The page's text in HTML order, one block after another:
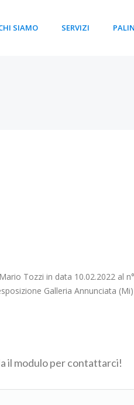
SIAMO SERVIZI
Tozzi in data 10.02.2022
Galleria Annunciata (Mi)
il modulo per contattarci!